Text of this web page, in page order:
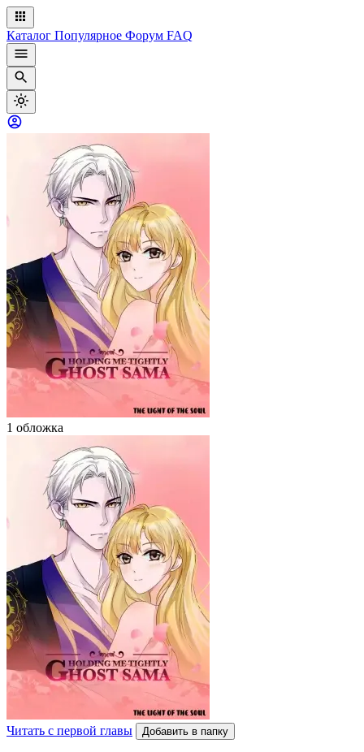
Каталог Популярное Форум FAQ
1 обложка
Читать с первой главы Добавить в папку